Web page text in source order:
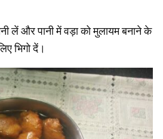
लें और पानी में वड़ा को मुलायम बनाने के
भिगो दें।